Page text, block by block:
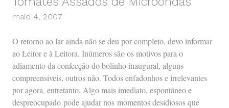
maio 4, 2007
O retorno ao lar ainda não se deu por completo, devo informar
ao Leitor e à Leitora. Inúmeros são os motivos para o
adiamento da confecção do bolinho inaugural, alguns
compreensíveis, outros não. Todos enfadonhos e irrelevantes
por agora, entretanto. Algo mais imediato, espontâneo e
despreocupado pode ajudar nos momentos desidiosos que